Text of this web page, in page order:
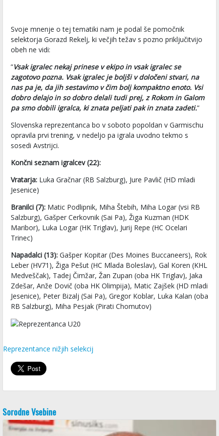
Svoje mnenje o tej tematiki nam je podal še pomočnik
selektorja Gorazd Rekelj, ki večjih težav s pozno priključitvijo
obeh ne vidi:
”Vsak igralec nekaj prinese v ekipo in vsak igralec se
zagotovo pozna. Vsak igralec je boljši v določeni stvari, na
nas pa je, da jih sestavimo v čim bolj kompaktno enoto. Vsi
dobro delajo in so dobro delali tudi prej, z Rokom in Galom
pa smo dobili igralca, ki znata peljati pak in znata zadeti.”
Slovenska reprezentanca bo v soboto popoldan v Garmischu
opravila prvi trening, v nedeljo pa igrala uvodno tekmo s
sosedi Avstrijci.
Končni seznam igralcev (22):
Vratarja: Luka Gračnar (RB Salzburg), Jure Pavlič (HD mladi
Jesenice)
Branilci (7): Matic Podlipnik, Miha Štebih, Miha Logar (vsi RB
Salzburg), Gašper Cerkovnik (Sai Pa), Žiga Kuzman (HDK
Maribor), Luka Logar (HK Triglav), Jurij Repe (HC Ocelari
Trinec)
Napadalci (13): Gašper Kopitar (Des Moines Buccaneers), Rok
Leber (HV71), Žiga Pešut (HC Mlada Boleslav), Gal Koren (KHL
Medveščak), Tadej Čimžar, Žan Zupan (oba HK Triglav), Jaka
Zdešar, Anže Dovič (oba HK Olimpija), Matic Zajšek (HD mladi
Jesenice), Peter Bizalj (Sai Pa), Gregor Koblar, Luka Kalan (oba
RB Salzburg), Miha Pesjak (Pirati Chomutov)
Reprezentance nižjih selekcij
Sorodne Vsebine